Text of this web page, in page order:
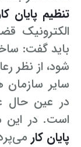
تنظیم پایان
الکترونیک
باید گفت:
شود، از نظر
سایر سازمان
در عین حال
است. در این
پایان کار